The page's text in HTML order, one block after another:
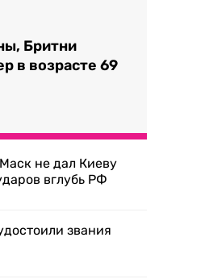
Бритни
в возрасте 69
не дал Киеву
вглубь РФ
звания